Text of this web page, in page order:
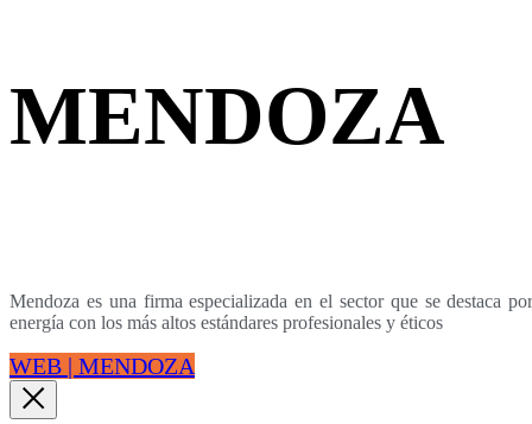
MENDOZA
Mendoza es una firma especializada en el sector que se destaca
energía con los más altos estándares profesionales y éticos
WEB | MENDOZA